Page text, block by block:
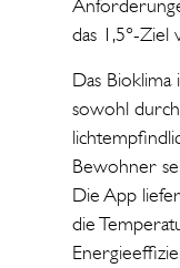
das 1,5°-
Das
sowohl
Bewohner
Die App
die